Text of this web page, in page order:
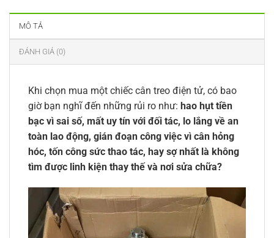
MÔ TẢ
ĐÁNH GIÁ (0)
Khi chọn mua một chiếc cân treo điện tử, có bao
giờ bạn nghĩ đến những rủi ro như: hao hụt tiền
bạc vì sai số, mất uy tín với đối tác, lo lắng về an
toàn lao động, gián đoạn công việc vì cân hỏng
hóc, tốn công sức thao tác, hay sợ nhất là không
tìm được linh kiện thay thế và nơi sửa chữa?